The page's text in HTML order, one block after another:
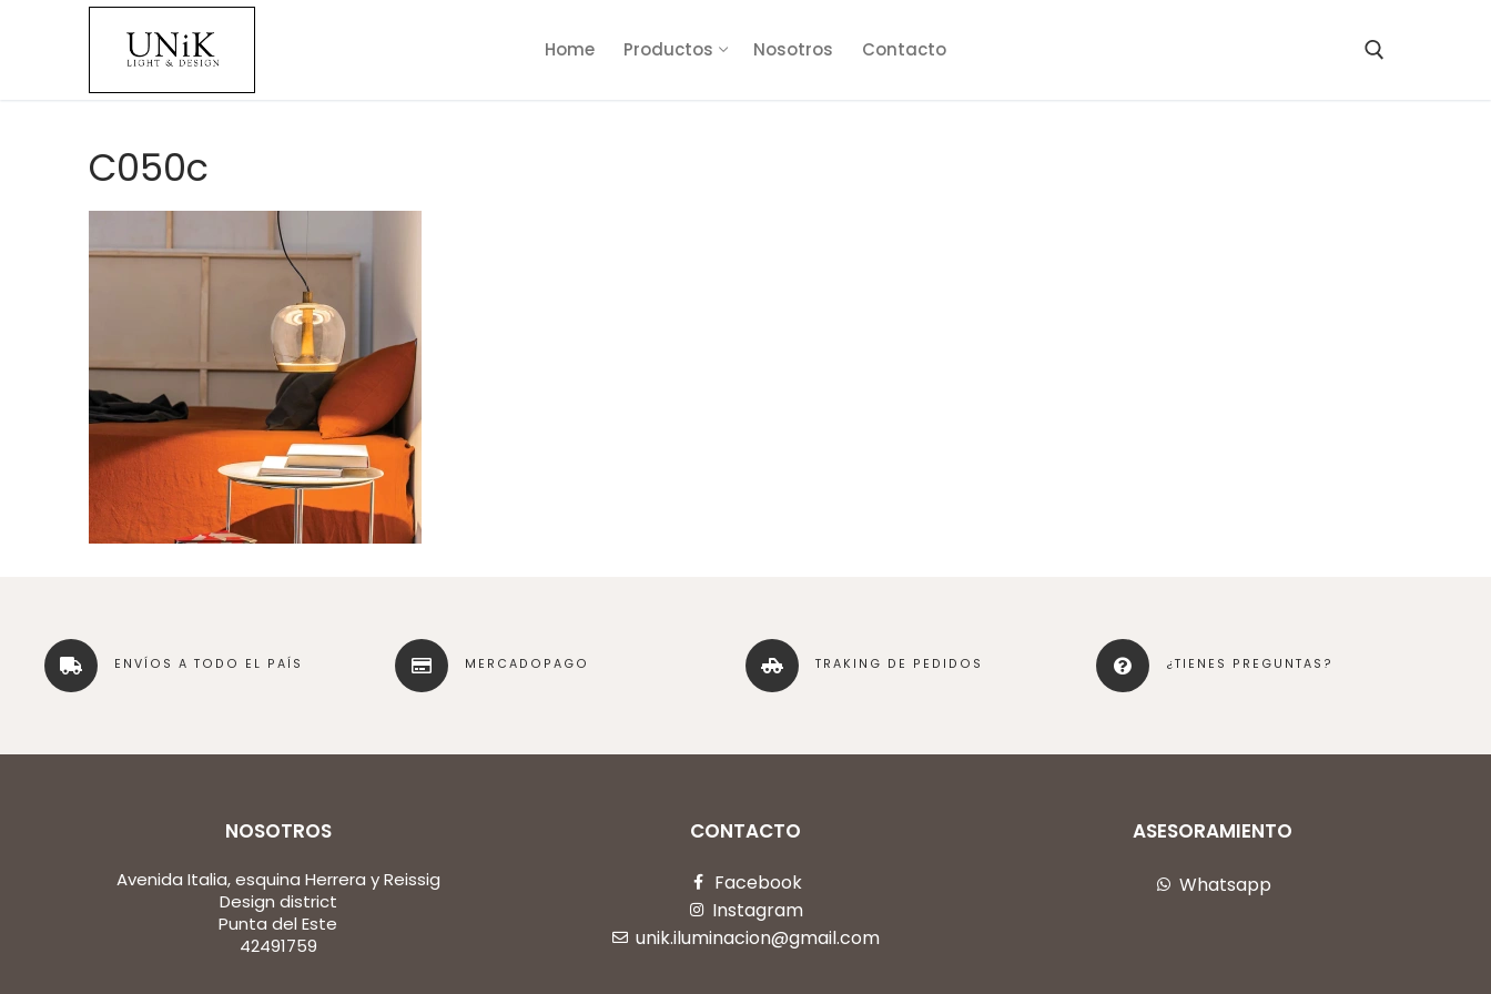
Home Productos Nosotros Contacto
C050c
ENVÍOS A TODO EL PAÍS MERCADOPAGO TRAKING DE PEDIDOS ¿TIENES PREGUNTAS?
NOSOTROS
Avenida Italia, esquina Herrera y Reissig
Design district
Punta del Este
42491759
CONTACTO
Facebook
Instagram
unik.iluminacion@gmail.com
ASESORAMIENTO
Whatsapp